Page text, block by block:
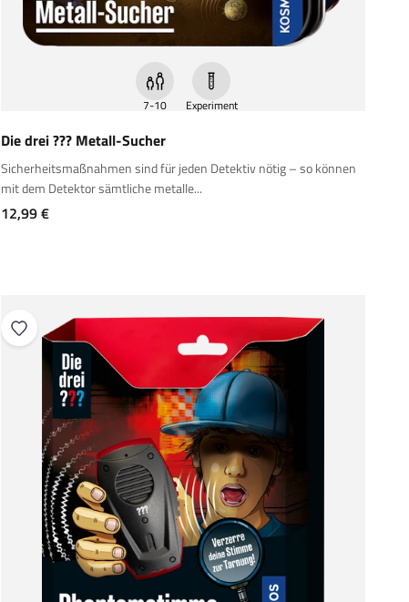
7-10 Experiment
Die drei ??? Metall-Sucher
Sicherheitsmaßnahmen sind für jeden Detektiv nötig – so können
mit dem Detektor sämtliche metalle...
Angebot
12,99 €